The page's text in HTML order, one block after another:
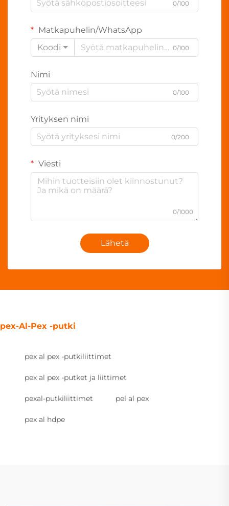
0/100
Matkapuhelin/WhatsApp
Koodi
0/100
Nimi
0/100
Yrityksen nimi
0/200
Viesti
0/1000
Lähetä
pex-Al-Pex -putki
pex al pex -putkiliittimet
pex al pex -putket ja liittimet
pexal-putkiliittimet pel al pex
pex al hdpe